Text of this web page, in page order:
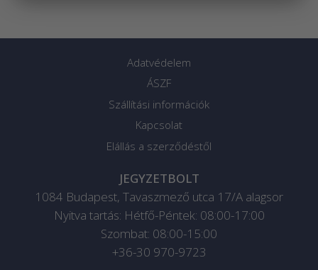
Adatvédelem
ÁSZF
Szállítási információk
Kapcsolat
Elállás a szerződéstől
JEGYZETBOLT
1084 Budapest, Tavaszmező utca 17/A alagsor
Nyitva tartás: Hétfő-Péntek: 08:00-17:00
Szombat: 08:00-15:00
+36-30 970-9723